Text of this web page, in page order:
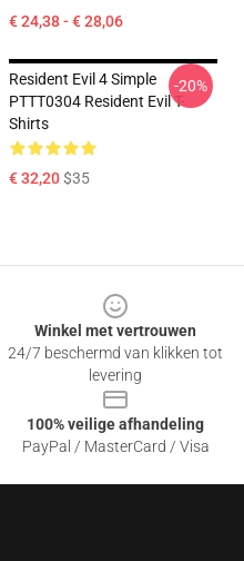
€ 24,38 - € 28,06
Resident Evil 4 Simple
PTTT0304 Resident Evil T-
Shirts
€ 32,20$35
-20%
Winkel met vertrouwen
24/7 beschermd van klikken tot
levering
100% veilige afhandeling
PayPal / MasterCard / Visa